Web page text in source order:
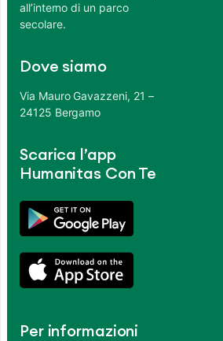
all’interno di un parco
secolare.
Dove siamo
Via Mauro Gavazzeni, 21 –
24125 Bergamo
Scarica l’app
Humanitas Con Te
Per informazioni